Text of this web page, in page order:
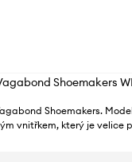
Shoemakers
Shoemakers.
vnitřkem, který je velice